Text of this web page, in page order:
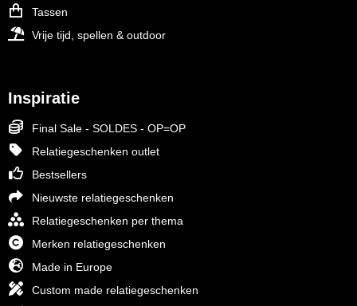
Tassen
Vrije tijd, spellen & outdoor
Inspiratie
Final Sale - SOLDES - OP=OP
Relatiegeschenken outlet
Bestsellers
Nieuwste relatiegeschenken
Relatiegeschenken per thema
Merken relatiegeschenken
Made in Europe
Custom made relatiegeschenken